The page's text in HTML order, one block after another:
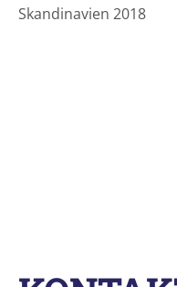
Skandinavien 2018